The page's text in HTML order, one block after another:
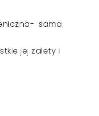
sama
jej zalety i